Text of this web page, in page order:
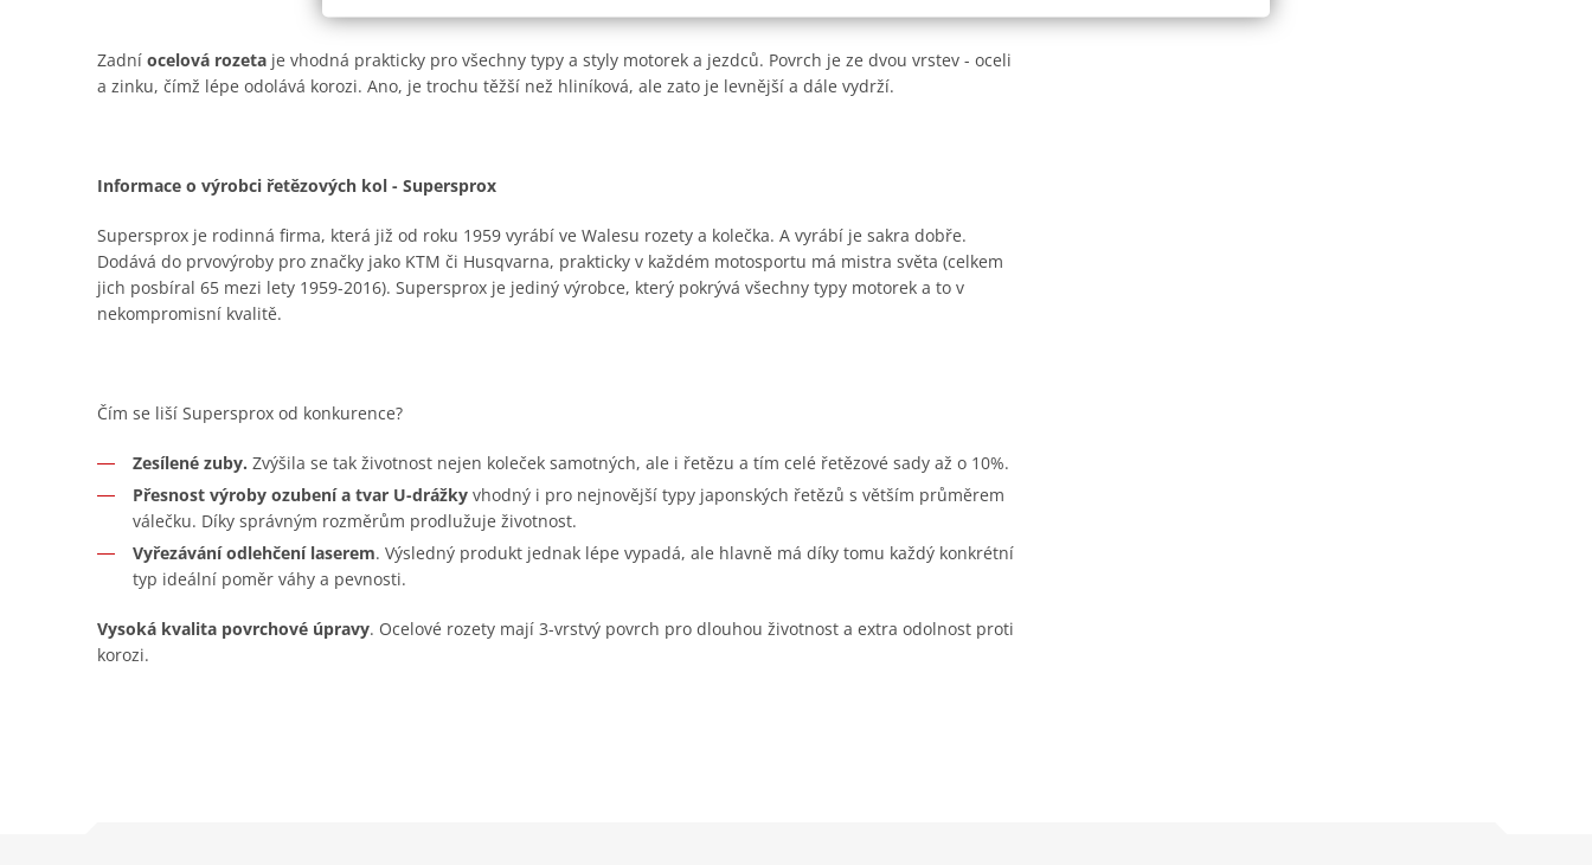
Zadní ocelová rozeta je vhodná prakticky pro všechny typy a styly motorek a jezdců. Povrch je ze dvou vrstev - oceli
a zinku, čímž lépe odolává korozi. Ano, je trochu těžší než hliníková, ale zato je levnější a dále vydrží.
Informace o výrobci řetězových kol - Supersprox
Supersprox je rodinná firma, která již od roku 1959 vyrábí ve Walesu rozety a kolečka. A vyrábí je sakra dobře.
Dodává do prvovýroby pro značky jako KTM či Husqvarna, prakticky v každém motosportu má mistra světa (celkem
jich posbíral 65 mezi lety 1959-2016). Supersprox je jediný výrobce, který pokrývá všechny typy motorek a to v
nekompromisní kvalitě.
Čím se liší Supersprox od konkurence?
Zesílené zuby. Zvýšila se tak životnost nejen koleček samotných, ale i řetězu a tím celé řetězové sady až o 10%.
Přesnost výroby ozubení a tvar U-drážky vhodný i pro nejnovější typy japonských řetězů s větším průměrem
válečku. Díky správným rozměrům prodlužuje životnost.
Vyřezávání odlehčení laserem. Výsledný produkt jednak lépe vypadá, ale hlavně má díky tomu každý konkrétní
typ ideální poměr váhy a pevnosti.
Vysoká kvalita povrchové úpravy. Ocelové rozety mají 3-vrstvý povrch pro dlouhou životnost a extra odolnost proti
korozi.